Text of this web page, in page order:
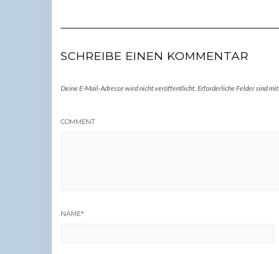
SCHREIBE EINEN KOMMENTAR
Deine E-Mail-Adresse wird nicht veröffentlicht. Erforderliche Felder sind mit
COMMENT
NAME*